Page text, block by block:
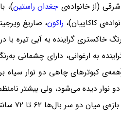
(از خانواده‌ی جغدان راستین)،
کاکاییان)، راکون، صاریغ
گراینده به آبی تیره با
به ارغوانی، دارای چشمانی
کبوترهای چاهی دو نوار سیاه
نوار دیده می‌شود، ولی بیشتر